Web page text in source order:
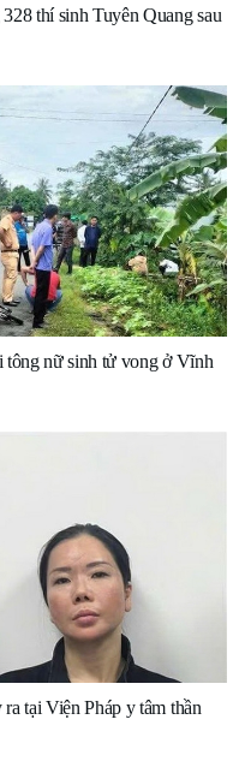
thí sinh Tuyên Quang sau
tông nữ sinh tử vong ở Vĩnh
tại Viện Pháp y tâm thần